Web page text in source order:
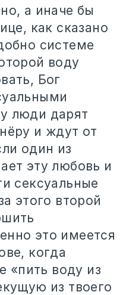
а иначе бы
как сказано
системе
воду
Бог
люди дарят
и ждут от
один из
эту любовь и
сексуальные
этого второй
это имеется
когда
«пить воду из
из твоего